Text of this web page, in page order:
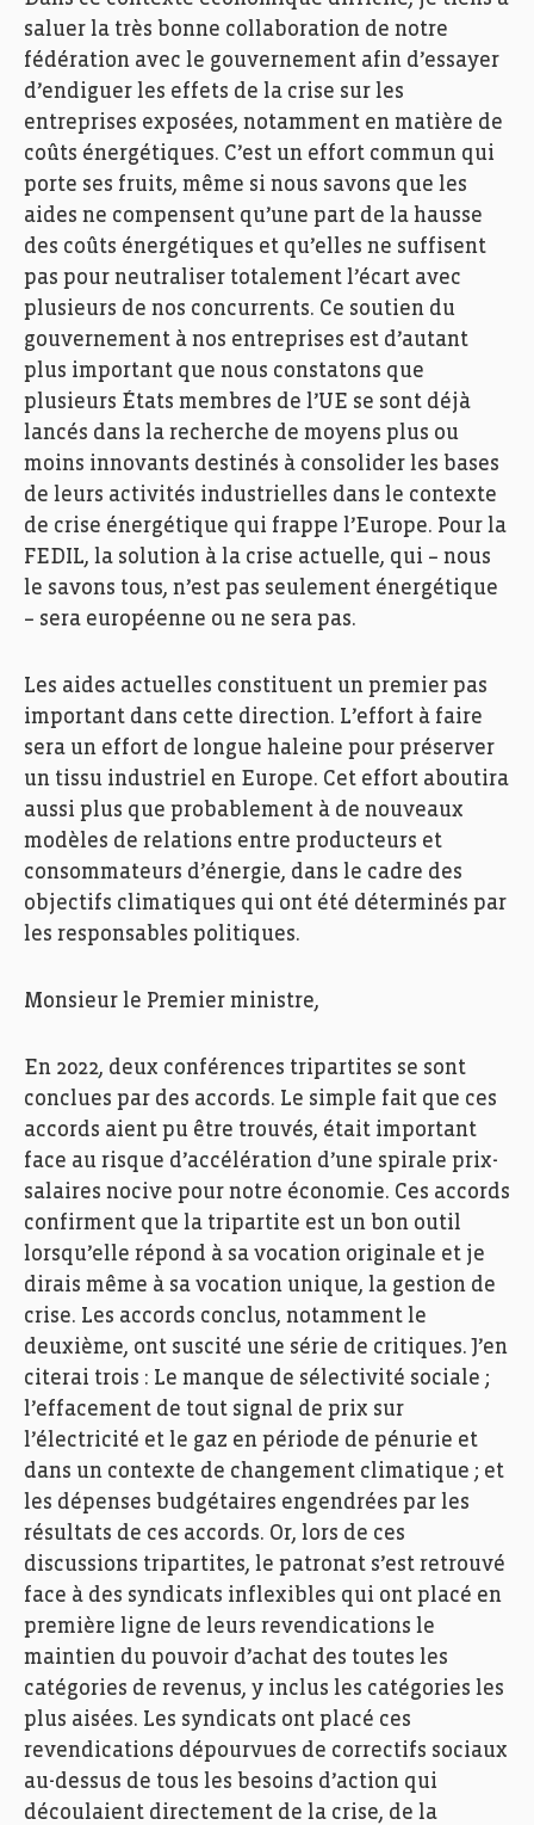
saluer la très bonne collaboration de notre
fédération avec le gouvernement afin d’essayer
d’endiguer les effets de la crise sur les
entreprises exposées, notamment en matière de
coûts énergétiques. C’est un effort commun qui
porte ses fruits, même si nous savons que les
aides ne compensent qu’une part de la hausse
des coûts énergétiques et qu’elles ne suffisent
pas pour neutraliser totalement l’écart avec
plusieurs de nos concurrents. Ce soutien du
gouvernement à nos entreprises est d’autant
plus important que nous constatons que
plusieurs États membres de l’UE se sont déjà
lancés dans la recherche de moyens plus ou
moins innovants destinés à consolider les bases
de leurs activités industrielles dans le contexte
de crise énergétique qui frappe l’Europe. Pour la
FEDIL, la solution à la crise actuelle, qui – nous
le savons tous, n’est pas seulement énergétique
– sera européenne ou ne sera pas.
Les aides actuelles constituent un premier pas
important dans cette direction. L’effort à faire
sera un effort de longue haleine pour préserver
un tissu industriel en Europe. Cet effort aboutira
aussi plus que probablement à de nouveaux
modèles de relations entre producteurs et
consommateurs d’énergie, dans le cadre des
objectifs climatiques qui ont été déterminés par
les responsables politiques.
Monsieur le Premier ministre,
En 2022, deux conférences tripartites se sont
conclues par des accords. Le simple fait que ces
accords aient pu être trouvés, était important
face au risque d’accélération d’une spirale prix-
salaires nocive pour notre économie. Ces accords
confirment que la tripartite est un bon outil
lorsqu’elle répond à sa vocation originale et je
dirais même à sa vocation unique, la gestion de
crise. Les accords conclus, notamment le
deuxième, ont suscité une série de critiques. J’en
citerai trois : Le manque de sélectivité sociale ;
l’effacement de tout signal de prix sur
l’électricité et le gaz en période de pénurie et
dans un contexte de changement climatique ; et
les dépenses budgétaires engendrées par les
résultats de ces accords. Or, lors de ces
discussions tripartites, le patronat s’est retrouvé
face à des syndicats inflexibles qui ont placé en
première ligne de leurs revendications le
maintien du pouvoir d’achat des toutes les
catégories de revenus, y inclus les catégories les
plus aisées. Les syndicats ont placé ces
revendications dépourvues de correctifs sociaux
au-dessus de tous les besoins d’action qui
découlaient directement de la crise, de la